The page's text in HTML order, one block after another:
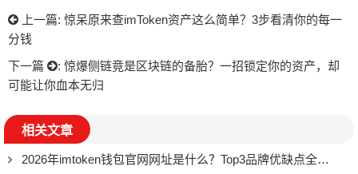
上一篇: 惊呆原来查imToken资产这么简单？3步看清你的每一
分钱
下一篇
: 惊爆侧链竟是区块链的备胎？一招锁定你的资产，却
可能让你血本无归
相关文章
2026年imtoken钱包官网网址是什么？Top3品牌优缺点全解析